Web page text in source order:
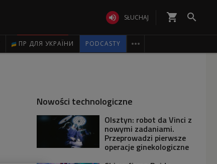
 SŁUCHAJ shopping_cart 
ПР ДЛЯ УКРАЇНИ PODCASTY 
Nowości technologiczne
Olsztyn: robot da Vinci z
nowymi zadaniami.
Przeprowadzi pierwsze
operacje ginekologiczne